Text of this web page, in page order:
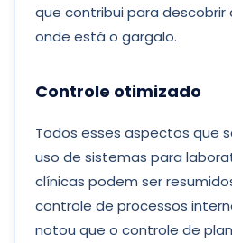
que contribui para descobrir
onde está o gargalo.
Controle otimizado
Todos esses aspectos que
uso de sistemas para
clínicas podem ser
controle de processos
notou que o controle de